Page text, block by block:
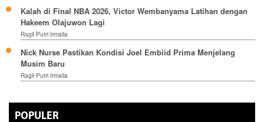
Kalah di Final NBA 2026, Victor Wembanyama Latihan dengan
Hakeem Olajuwon Lagi
Ragil Putri Irmalia
Nick Nurse Pastikan Kondisi Joel Embiid Prima Menjelang
Musim Baru
Ragil Putri Irmalia
POPULER